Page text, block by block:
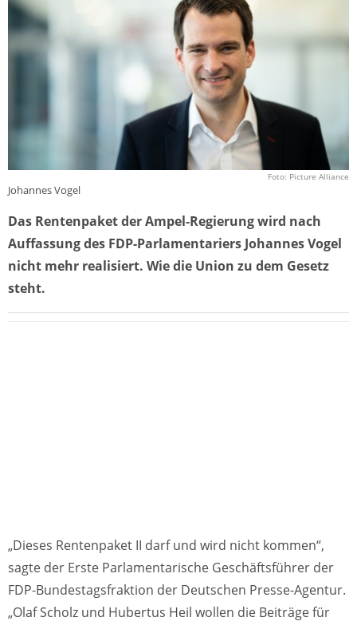
Foto: Picture Alliance
Johannes Vogel
Das Rentenpaket der Ampel-Regierung wird nach
Auffassung des FDP-Parlamentariers Johannes Vogel
nicht mehr realisiert. Wie die Union zu dem Gesetz
steht.
„Dieses Rentenpaket II darf und wird nicht kommen“,
sagte der Erste Parlamentarische Geschäftsführer der
FDP-Bundestagsfraktion der Deutschen Presse-Agentur.
„Olaf Scholz und Hubertus Heil wollen die Beiträge für